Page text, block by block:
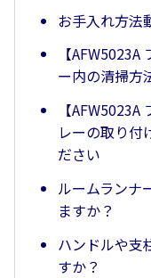
お手入れ方法
【
ー内の清掃方
【
レーの取り付
ださい
ルームランナ
ますか？
ハンドルや支
すか？